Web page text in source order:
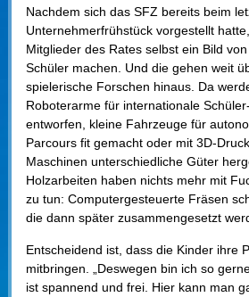
Nachdem sich das SFZ bereits beim
Unternehmerfrühstück vorgestellt
Mitglieder des Rates selbst ein Bild
Schüler machen. Und die gehen weit
spielerische Forschen hinaus. Da
Roboterarme für internationale
entworfen, kleine Fahrzeuge für
Parcours fit gemacht oder mit 3D-
Maschinen unterschiedliche Güter
Holzarbeiten haben nichts mehr mit
zu tun: Computergesteuerte Fräsen
die dann später zusammengesetzt
Entscheidend ist, dass die Kinder ihre
mitbringen. „Deswegen bin ich so
ist spannend und frei. Hier kann man